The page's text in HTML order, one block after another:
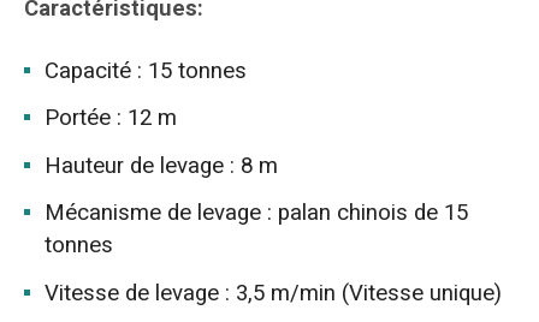
Caractéristiques:
Capacité : 15 tonnes
Portée : 12 m
Hauteur de levage : 8 m
Mécanisme de levage : palan chinois de 15
tonnes
Vitesse de levage : 3,5 m/min (Vitesse unique)